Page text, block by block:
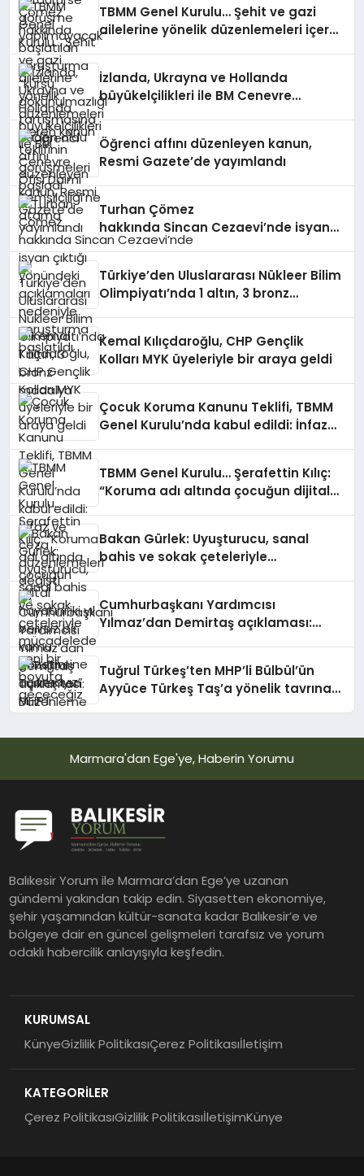
TBMM Genel Kurulu… Şehit ve gazi
ailelerine yönelik düzenlemeleri içeren
İzlanda, Ukrayna ve Hollanda
büyükelçilikleri ile BM Cenevre
Ofisi Daimi Temsilciliği’ne atama
Öğrenci affını düzenleyen kanun,
Resmi Gazete’de yayımlandı
Turhan Çömez
hakkında Sincan Cezaevi’nde isyan
çıktığı yönündeki açıklamaları
Türkiye’den Uluslararası Nükleer Bilim
Olimpiyatı’nda 1 altın, 3 bronz
Kemal Kılıçdaroğlu, CHP Gençlik
Kolları MYK üyeleriyle bir araya geldi
Çocuk Koruma Kanunu Teklifi, TBMM
Genel Kurulu’nda kabul edildi: İnfaz
TBMM Genel Kurulu… Şerafettin Kılıç:
“Koruma adı altında çocuğun dijital
Bakan Gürlek: Uyuşturucu, sanal
bahis ve sokak çeteleriyle
Cumhurbaşkanı Yardımcısı
Yılmaz’dan Demirtaş açıklaması:
Tuğrul Türkeş’ten MHP’li Bülbül’ün
Ayyüce Türkeş Taş’a yönelik tavrına
Marmara'dan Ege'ye, Haberin Yorumu
Balıkesir Yorum ile Marmara’dan Ege’ye uzanan
gündemi yakından takip edin. Siyasetten ekonomiye,
şehir yaşamından kültür-sanata kadar Balıkesir’e ve
bölgeye dair en güncel gelişmeleri tarafsız ve yorum
odaklı habercilik anlayışıyla keşfedin.
KURUMSAL
KünyeGizlilik PolitikasıÇerez Politikasıİletişim
KATEGORİLER
Çerez PolitikasıGizlilik PolitikasıİletişimKünye